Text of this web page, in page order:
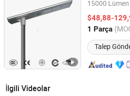
15000 Lümen
$48,88-
1 Parça
Talep
Yangzhou Xintong Transport
Jiangsu, China Fiyat
İlgili Videolar